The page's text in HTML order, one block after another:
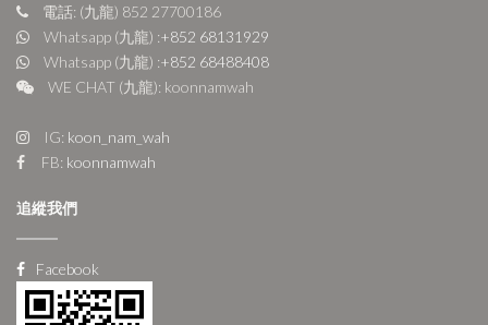
電話: (九龍) 852 27700186
Whatsapp (九龍) :+852 68131929
Whatsapp (九龍) :+852 68488408
WE CHAT (九龍): koonnamwah
IG: koon_nam_wah
FB: koonnamwah
追縱我們
Facebook